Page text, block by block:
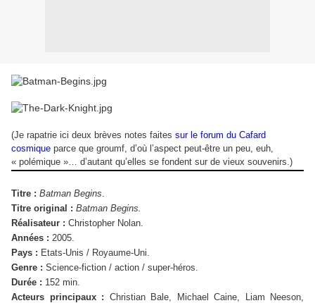
(Je rapatrie ici deux brèves notes faites sur le forum du Cafard
cosmique parce que groumf, d’où l’aspect peut-être un peu, euh,
« polémique »… d’autant qu’elles se fondent sur de vieux souvenirs.)
Titre : Batman Begins
Titre original : Batman Begins.
Réalisateur : Christopher Nolan.
Années : 2005.
Pays : Etats-Unis / Royaume-Uni.
Genre : Science-fiction / action / super-héros.
Durée : 152 min.
Acteurs principaux : Christian Bale, Michael Caine, Liam Neeson,